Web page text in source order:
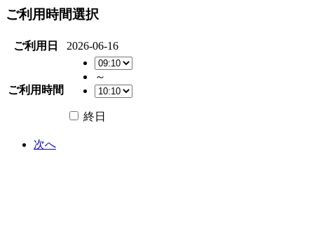
ご利用時間選択
ご利用日 2026-06-16
ご利用時間
～
終日
次へ